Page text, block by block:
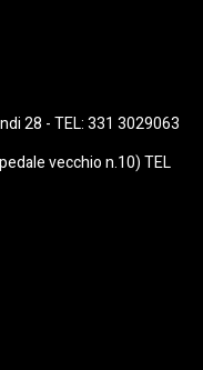
28 - TEL: 331 3029063
vecchio n.10) TEL